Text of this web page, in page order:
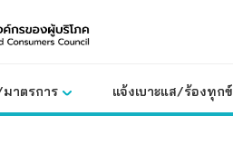
าตรการ แจ้งเบาะแส/ร้องทุกข์